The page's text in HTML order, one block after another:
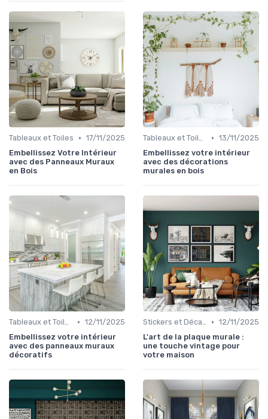
Tableaux et Toiles • 17/11/2025
Embellissez Votre Intérieur
avec des Panneaux Muraux
en Bois
Tableaux et Toiles • 13/11/2025
Embellissez votre intérieur
avec des décorations
murales en bois
Tableaux et Toiles • 12/11/2025
Embellissez votre intérieur
avec des panneaux muraux
décoratifs
Stickers et Décalcomanies Muraux • 12/11/2025
L'art de la plaque murale :
une touche vintage pour
votre maison